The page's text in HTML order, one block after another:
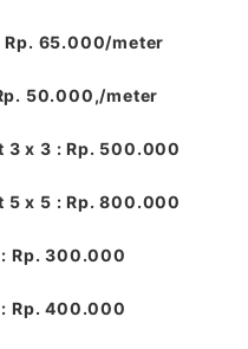
Rp. 65.000/meter
50.000,/meter
3 x 3 : Rp. 500.000
5 x 5 : Rp. 800.000
: Rp. 300.000
: Rp. 400.000